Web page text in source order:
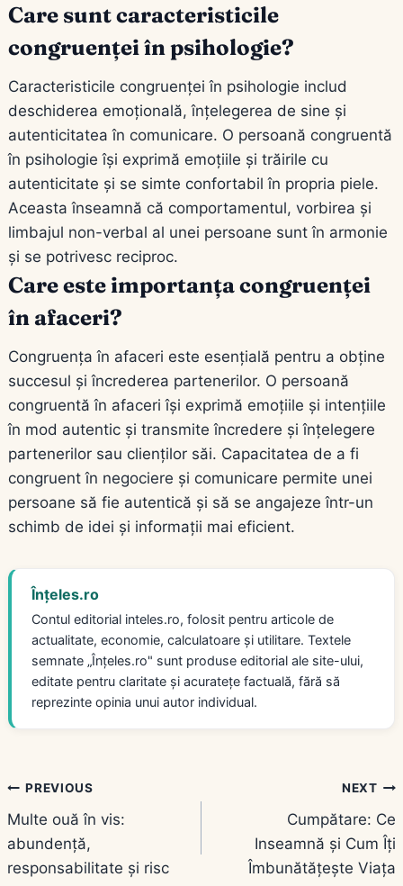
Care sunt caracteristicile
congruenței în psihologie?
Caracteristicile congruenței în psihologie includ
deschiderea emoțională, înțelegerea de sine și
autenticitatea în comunicare. O persoană congruentă
în psihologie își exprimă emoțiile și trăirile cu
autenticitate și se simte confortabil în propria piele.
Aceasta înseamnă că comportamentul, vorbirea și
limbajul non-verbal al unei persoane sunt în armonie
și se potrivesc reciproc.
Care este importanța congruenței
în afaceri?
Congruența în afaceri este esențială pentru a obține
succesul și încrederea partenerilor. O persoană
congruentă în afaceri își exprimă emoțiile și intențiile
în mod autentic și transmite încredere și înțelegere
partenerilor sau clienților săi. Capacitatea de a fi
congruent în negociere și comunicare permite unei
persoane să fie autentică și să se angajeze într-un
schimb de idei și informații mai eficient.
Înțeles.ro
Contul editorial inteles.ro, folosit pentru articole de
actualitate, economie, calculatoare și utilitare. Textele
semnate „Înțeles.ro" sunt produse editorial ale site-ului,
editate pentru claritate și acuratețe factuală, fără să
reprezinte opinia unui autor individual.
Navigare
în
articole
PREVIOUS
Multe ouă în vis:
abundență,
responsabilitate și risc
NEXT
Cumpătare: Ce
Inseamnă și Cum Îți
Îmbunătățește Viața